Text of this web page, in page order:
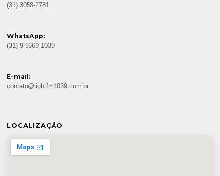
(31) 3058-2781
WhatsApp:
(31) 9 9669-1039
E-mail:
contato@lightfm1039.com.br
LOCALIZAÇÃO